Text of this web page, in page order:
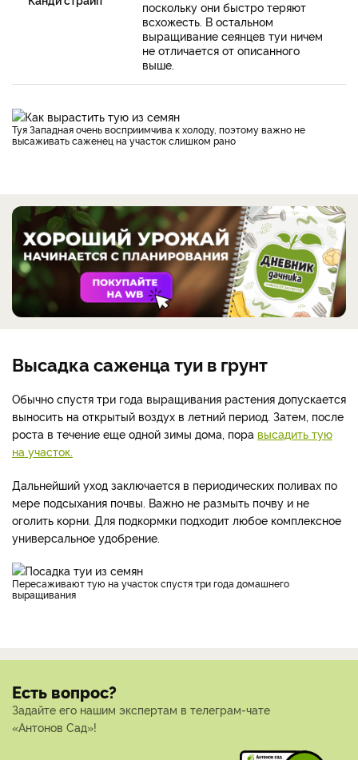
поскольку они быстро теряют
всхожесть. В остальном
выращивание сеянцев туи ничем
не отличается от описанного
выше.
Туя Западная очень восприимчива к холоду, поэтому важно не
высаживать саженец на участок слишком рано
Высадка саженца туи в грунт
Обычно спустя три года выращивания растения допускается
выносить на открытый воздух в летний период. Затем, после
роста в течение еще одной зимы дома, пора высадить тую
на участок.
Дальнейший уход заключается в периодических поливах по
мере подсыхания почвы. Важно не размыть почву и не
оголить корни. Для подкормки подходит любое комплексное
универсальное удобрение.
Пересаживают тую на участок спустя три года домашнего
выращивания
Есть вопрос?
Задайте его нашим экспертам в телеграм-чате
«Антонов Сад»!